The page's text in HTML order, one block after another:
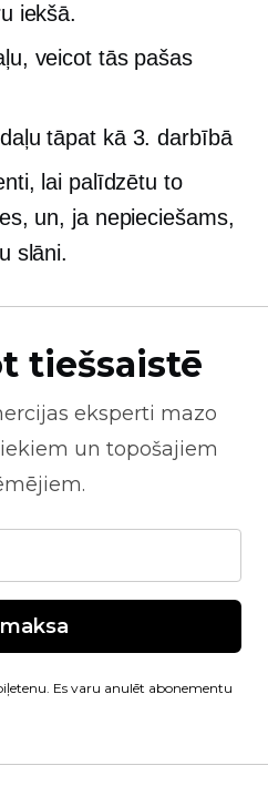
iekšā.
veicot tās pašas
tāpat kā 3. darbībā
lai palīdzētu to
un, ja nepieciešams,
slāni.
tiešsaistē
eksperti mazo
un topošajiem
Es varu anulēt abonementu